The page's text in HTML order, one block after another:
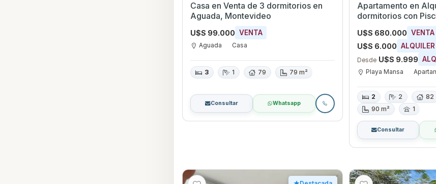
Casa en Venta de 3 dormitorios en
Aguada, Montevideo
U$S 99.000 VENTA
Aguada Casa
3 1 79 79 m²
Consultar Whatsapp
Apartamento en
dormitorios con
Playa Mansa,
U$S 680.000 VENTA
U$S 6.000 ALQUILER
Desde U$S 9.999
Playa Mansa
2 2 82
90 m²
1
Consultar